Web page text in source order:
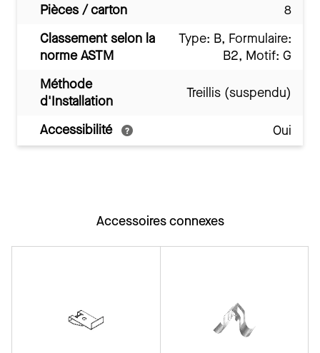
Pièces / carton
8
Classement selon la
norme ASTM
Type: B, Formulaire:
B2, Motif: G
Méthode
d'Installation
Treillis (suspendu)
Accessibilité Oui
Accessoires connexes